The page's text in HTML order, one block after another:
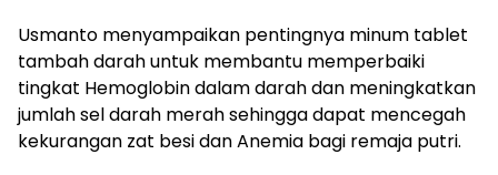
Usmanto menyampaikan pentingnya minum tablet
tambah darah untuk membantu memperbaiki
tingkat Hemoglobin dalam darah dan meningkatkan
jumlah sel darah merah sehingga dapat mencegah
kekurangan zat besi dan Anemia bagi remaja putri.